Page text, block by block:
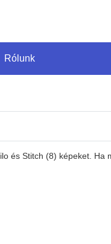
Rólunk
és Stitch (8) képeket.